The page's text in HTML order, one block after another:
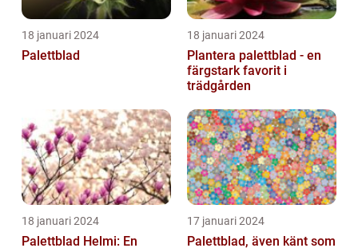
18 januari 2024
Palettblad
18 januari 2024
Plantera palettblad - en
färgstark favorit i
trädgården
18 januari 2024
Palettblad Helmi: En
17 januari 2024
Palettblad, även känt som